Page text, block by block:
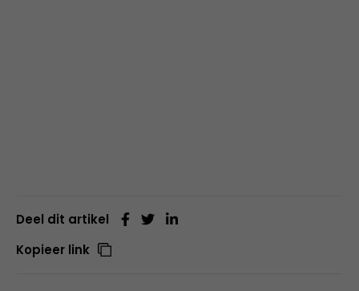
Deel dit artikel
Kopieer link